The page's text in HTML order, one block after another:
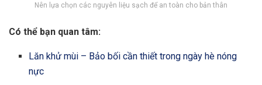
Nên lựa chọn các nguyên liệu sạch để an toàn cho bản thân
Có thể bạn quan tâm:
Lăn khử mùi – Bảo bối cần thiết trong ngày hè nóng
nực